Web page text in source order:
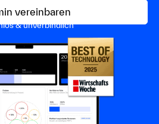
vereinbaren
& unverbindlich